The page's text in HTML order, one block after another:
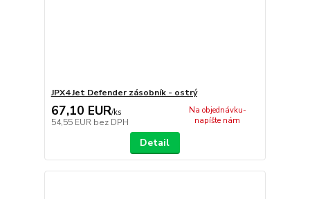
JPX4 Jet Defender zásobník - ostrý
67,10 EUR/ks
54,55 EUR bez DPH
Na objednávku-
napíšte nám
Detail